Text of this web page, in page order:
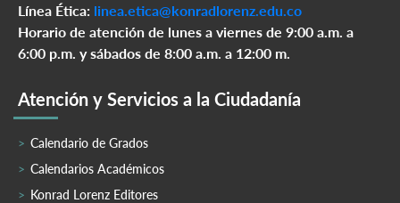
Línea Ética: linea.etica@konradlorenz.edu.co
Horario de atención de lunes a viernes de 9:00 a.m. a
6:00 p.m. y sábados de 8:00 a.m. a 12:00 m.
Atención y Servicios a la Ciudadanía
Calendario de Grados
Calendarios Académicos
Konrad Lorenz Editores